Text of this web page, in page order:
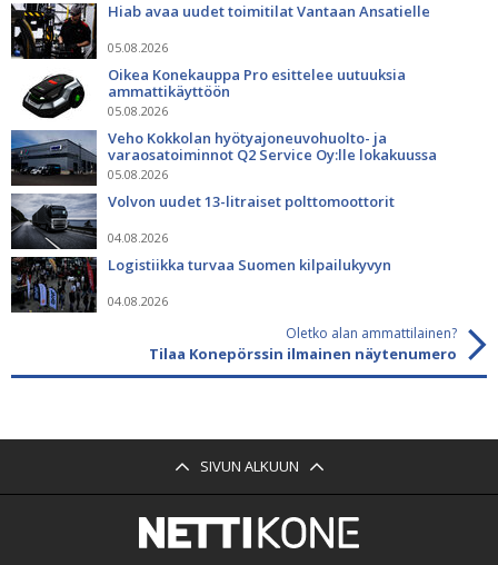
Hiab avaa uudet toimitilat Vantaan Ansatielle
05.08.2026
Oikea Konekauppa Pro esittelee uutuuksia
ammattikäyttöön
05.08.2026
Veho Kokkolan hyötyajoneuvohuolto- ja
varaosatoiminnot Q2 Service Oy:lle lokakuussa
05.08.2026
Volvon uudet 13-litraiset polttomoottorit
04.08.2026
Logistiikka turvaa Suomen kilpailukyvyn
04.08.2026
Oletko alan ammattilainen?
Tilaa Konepörssin ilmainen näytenumero
SIVUN ALKUUN